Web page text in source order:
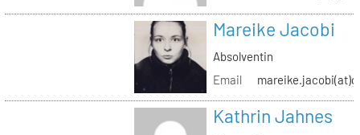
Mareike Jacobi
Absolventin
Email
Kathrin Jahnes